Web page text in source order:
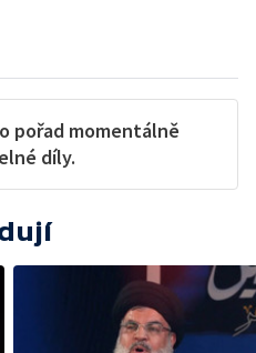
pořad momentálně
díly.